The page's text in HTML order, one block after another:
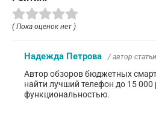
( Пока оценок нет )
Надежда Петрова / автор статьи
Автор обзоров бюджетных
найти лучший телефон до 15 000
функциональностью.